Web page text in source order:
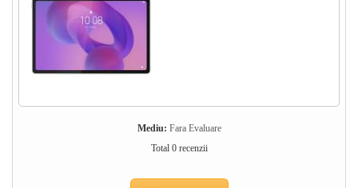
Mediu: Fara Evaluare
Total 0 recenzii